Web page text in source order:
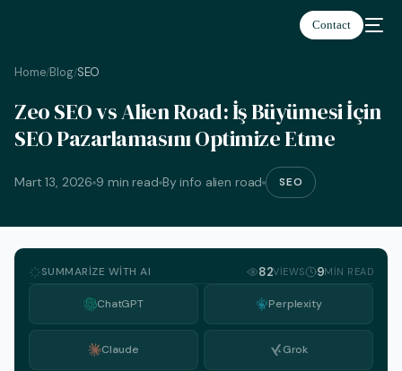
Contact
Home/Blog/SEO
Zeo SEO vs Alien Road: İş Büyümesi İçin
SEO Pazarlamasını Optimize Etme
Mart 13, 2026 9 min read By info alien road SEO
SUMMARIZE WITH AI 82VIEWS 9MIN READ
ChatGPT Perplexity
Claude Grok